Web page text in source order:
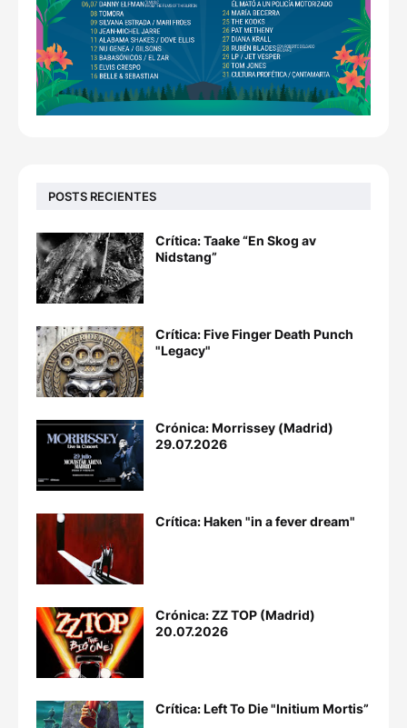
POSTS RECIENTES
Crítica: Taake “En Skog av
Nidstang”
Crítica: Five Finger Death Punch
"Legacy"
Crónica: Morrissey (Madrid)
29.07.2026
Crítica: Haken "in a fever dream"
Crónica: ZZ TOP (Madrid)
20.07.2026
Crítica: Left To Die "Initium Mortis”